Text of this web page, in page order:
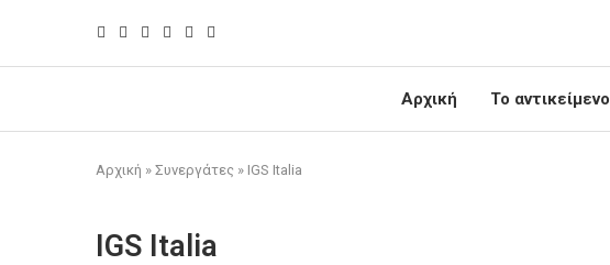
Αρχική Το αντικείμενο
Αρχική » Συνεργάτες » IGS Italia
IGS Italia